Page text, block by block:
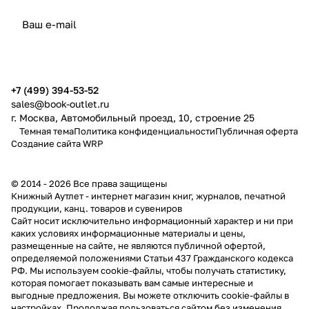
+7 (499) 394-53-52
sales@book-outlet.ru
г. Москва, Автомобильный проезд, 10, строение 25
Темная темаПолитика конфиденциальностиПубличная оферта
Создание сайтаWRP
© 2014 - 2026 Все права защищены
Книжный Аутлет - интернет магазин книг, журналов, печатной
продукции, канц. товаров и сувениров
Cайт носит исключительно информационный характер и ни при
каких условиях информационные материалы и цены,
размещенные на сайте, не являются публичной офертой,
определяемой положениями Статьи 437 Гражданского кодекса
РФ. Мы используем cookie-файлы, чтобы получать статистику,
которая помогает показывать вам самые интересные и
выгодные предложения. Вы можете отключить cookie-файлы в